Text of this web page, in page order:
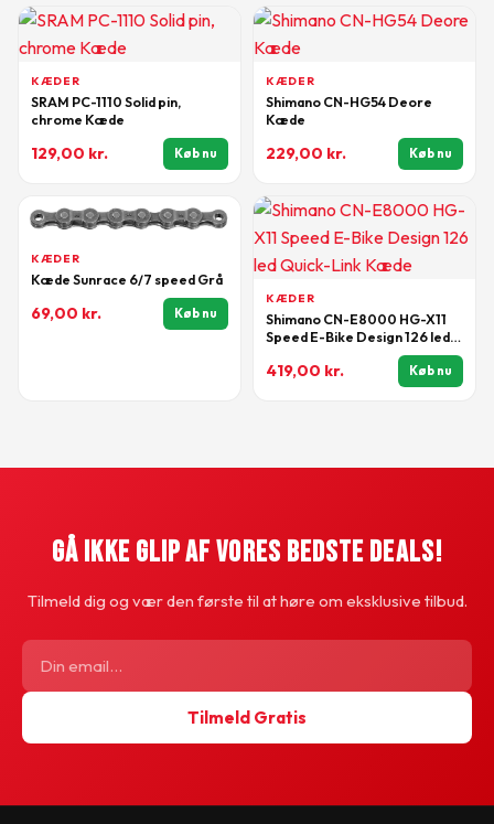
KÆDER
SRAM PC-1110 Solid pin,
chrome Kæde
129,00 kr. Køb nu
KÆDER
Shimano CN-HG54 Deore
Kæde
229,00 kr. Køb nu
KÆDER
Kæde Sunrace 6/7 speed Grå
69,00 kr. Køb nu
KÆDER
Shimano CN-E8000 HG-X11
Speed E-Bike Design 126 led
419,00 kr. Køb nu
Gå Ikke Glip Af Vores Bedste Deals!
Tilmeld dig og vær den første til at høre om eksklusive tilbud.
Tilmeld Gratis